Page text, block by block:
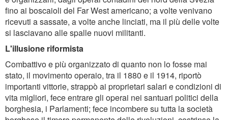
fino ai boscaioli del Far West americano; a volte venivano
ricevuti a sassate, a volte anche linciati, ma il più delle volte
si lasciavano alle spalle nuovi militanti.
L'illusione riformista
Combattivo e più organizzato di quanto non lo fosse mai
stato, il movimento operaio, tra il 1880 e il 1914, riportò
importanti vittorie, strappò ai proprietari salari e condizioni di
vita migliori, fece entrare gli operai nei santuari politici della
borghesia, i Parlamenti; fece incombere su tutta la società